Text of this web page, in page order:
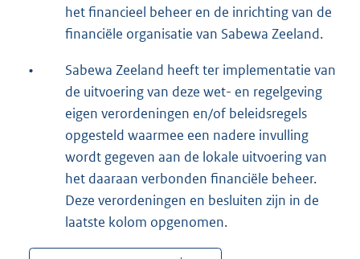
het financieel beheer en de inrichting van de
financiële organisatie van Sabewa Zeeland.
•
Sabewa Zeeland heeft ter implementatie van
de uitvoering van deze wet- en regelgeving
eigen verordeningen en/of beleidsregels
opgesteld waarmee een nadere invulling
wordt gegeven aan de lokale uitvoering van
het daaraan verbonden financiële beheer.
Deze verordeningen en besluiten zijn in de
laatste kolom opgenomen.